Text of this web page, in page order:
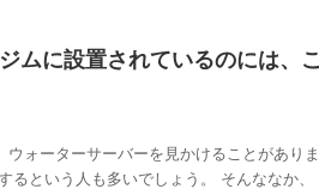
ムに設置されているのには、こ
ォーターサーバーを見かけることがありま
という人も多いでしょう。 そんななか、